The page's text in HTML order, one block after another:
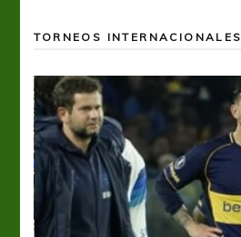
TORNEOS INTERNACIONALES